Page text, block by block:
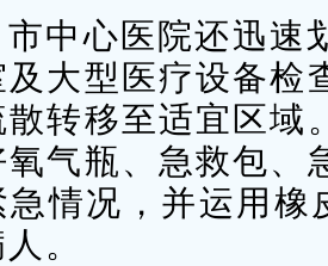
市中心医院还迅速
大型医疗设备检
转移至适宜区域
氧气瓶、急救包、
情况，并运用橡
。